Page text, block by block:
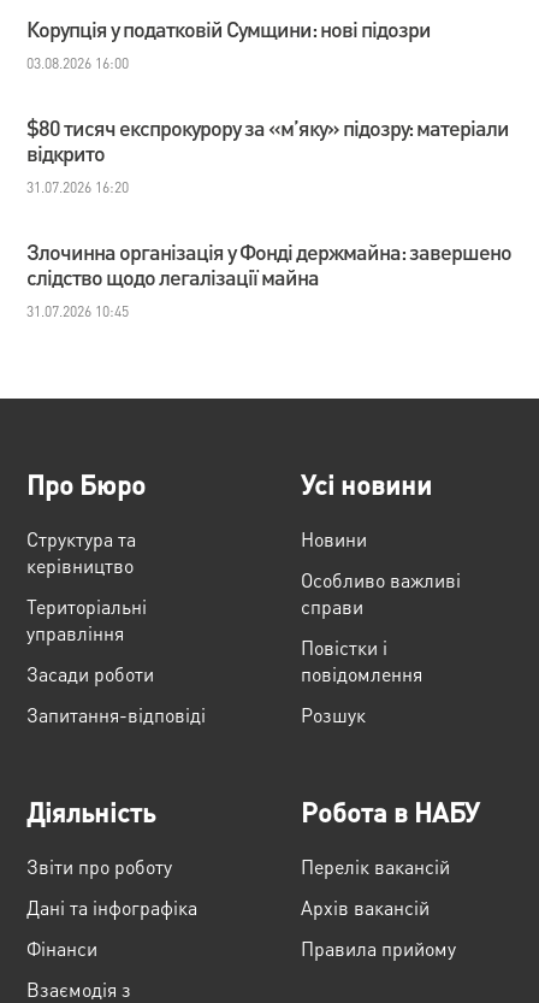
Корупція у податковій Сумщини: нові підозри
03.08.2026 16:00
$80 тисяч експрокурору за «м’яку» підозру: матеріали
відкрито
31.07.2026 16:20
Злочинна організація у Фонді держмайна: завершено
слідство щодо легалізації майна
31.07.2026 10:45
Про Бюро
Структура та
керівництво
Територіальні
управління
Засади роботи
Запитання-відповіді
Усі новини
Новини
Особливо важливі
справи
Повістки і
повідомлення
Розшук
Діяльність
Звіти про роботу
Дані та інфографіка
Фінанси
Взаємодія з
Робота в НАБУ
Перелік вакансій
Архів вакансій
Правила прийому